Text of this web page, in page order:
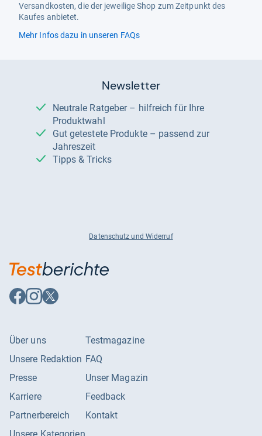
Versandkosten, die der jeweilige Shop zum Zeitpunkt des
Kaufes anbietet.
Mehr Infos dazu in unseren FAQs
Newsletter
Neutrale Ratgeber – hilfreich für Ihre
Produktwahl
Gut getestete Produkte – passend zur
Jahreszeit
Tipps & Tricks
Datenschutz und Widerruf
Auf
Facebook
Auf
Instagram
Auf
X
Über uns
Unsere Redaktion
Presse
Karriere
Partnerbereich
Testmagazine
FAQ
Unser Magazin
Feedback
Kontakt